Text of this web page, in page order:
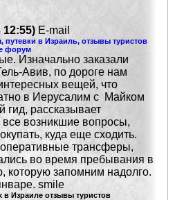
E-mail
путевки в Израиль, отзывы туристов
форум
Изначально заказали
Авив, по дороге нам
вещей, что
в Иерусалим с Майком
гид, рассказывает
все возникшие вопросы,
куда еще сходить.
трансферы,
во время пребывания в
которую запомним надолго.
smile
Израиле отзывы туристов